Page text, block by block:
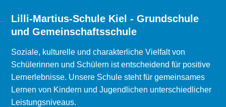
Lilli-Martius-Schule Kiel - Grundschule
und Gemeinschaftsschule
Soziale, kulturelle und charakterliche Vielfalt von
Schülerinnen und Schülern ist entscheidend für positive
Lernerlebnisse. Unsere Schule steht für gemeinsames
Lernen von Kindern und Jugendlichen unterschiedlicher
Leistungsniveaus.